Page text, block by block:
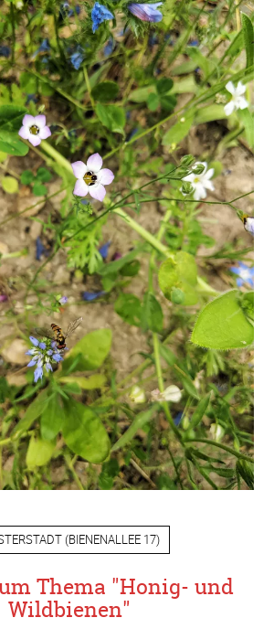
(BIENENALLEE 17)
Thema "Honig- und
Wildbienen"